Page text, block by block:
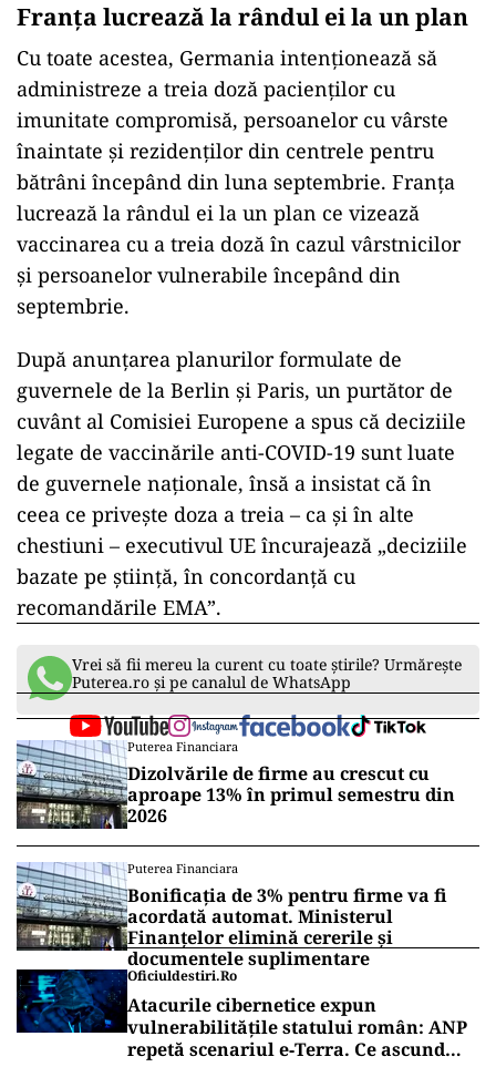
Franţa lucrează la rândul ei la un plan
Cu toate acestea, Germania intenţionează să
administreze a treia doză pacienţilor cu
imunitate compromisă, persoanelor cu vârste
înaintate şi rezidenţilor din centrele pentru
bătrâni începând din luna septembrie. Franţa
lucrează la rândul ei la un plan ce vizează
vaccinarea cu a treia doză în cazul vârstnicilor
şi persoanelor vulnerabile începând din
septembrie.
După anunţarea planurilor formulate de
guvernele de la Berlin şi Paris, un purtător de
cuvânt al Comisiei Europene a spus că deciziile
legate de vaccinările anti-COVID-19 sunt luate
de guvernele naţionale, însă a insistat că în
ceea ce priveşte doza a treia – ca şi în alte
chestiuni – executivul UE încurajează „deciziile
bazate pe ştiinţă, în concordanţă cu
recomandările EMA”.
Vrei să fii mereu la curent cu toate știrile? Urmărește
Puterea.ro și pe canalul de WhatsApp
Puterea Financiara
Dizolvările de firme au crescut cu
aproape 13% în primul semestru din
2026
Puterea Financiara
Bonificația de 3% pentru firme va fi
acordată automat. Ministerul
Finanțelor elimină cererile și
documentele suplimentare
Oficiuldestiri.ro
Atacurile cibernetice expun
vulnerabilitățile statului român: ANP
repetă scenariul e‑Terra. Ce ascund